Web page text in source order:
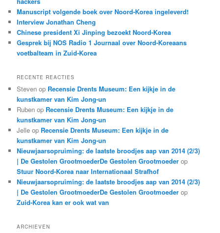
Manuscript volgende boek over Noord-Korea ingeleverd!
Interview Jonathan Cheng
Chinese president Xi Jinping bezoekt Noord-Korea
Gesprek bij NOS Radio 1 Journaal over Noord-Koreaans
voetbalteam in Zuid-Korea
RECENTE REACTIES
Steven op Recensie Drents Museum: Een kijkje in de
kunstkamer van Kim Jong-un
Ruben op Recensie Drents Museum: Een kijkje in de
kunstkamer van Kim Jong-un
Jelle op Recensie Drents Museum: Een kijkje in de
kunstkamer van Kim Jong-un
Nieuwjaarsopruiming: de laatste broodjes aap van 2014 (2/3)
| De Gestolen GrootmoederDe Gestolen Grootmoeder op
Stuur Noord-Korea naar Internationaal Strafhof
Nieuwjaarsopruiming: de laatste broodjes aap van 2014 (2/3)
| De Gestolen GrootmoederDe Gestolen Grootmoeder op
Zuid-Korea kan er ook wat van
ARCHIEVEN